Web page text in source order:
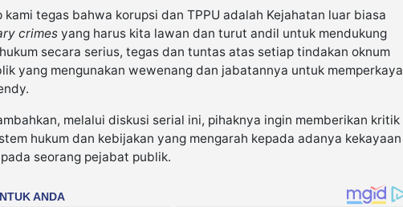
kami tegas bahwa korupsi dan TPPU adalah Kejahatan luar biasa
crimes yang harus kita lawan dan turut andil untuk mendukung
secara serius, tegas dan tuntas atas setiap tindakan oknum
yang mengunakan wewenang dan jabatannya untuk memperkaya
melalui diskusi serial ini, pihaknya ingin memberikan kritik
hukum dan kebijakan yang mengarah kepada adanya kekayaan
seorang pejabat publik.